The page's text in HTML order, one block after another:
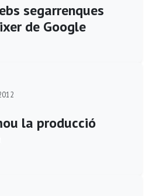
segarrenques
de Google
la producció